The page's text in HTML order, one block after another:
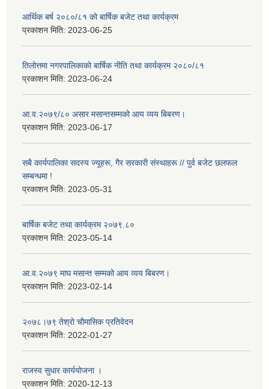
आर्थिक बर्ष २०८०/८१ को बार्षिक बजेट तथा कार्यक्रम
प्रकाशन मिति: 2023-06-25
तिलोत्तमा नगरपालिकाको बार्षिक नीति तथा कार्यक्रम २०८०/८१
प्रकाशन मिति: 2023-06-24
आ.व.२०७९/८० असार मसान्तसम्मको आय व्यय बिबरण।
प्रकाशन मिति: 2023-06-17
सबै कार्यपालिका सदस्य ज्यूहरू, गैर सरकारी संस्थाहरू // पुर्व बजेट छलफल
सम्बन्धमा !
प्रकाशन मिति: 2023-05-31
बार्षिक बजेट तथा कार्यक्रम २०७९.८०
प्रकाशन मिति: 2023-05-14
आ.व.२०७९ माघ मसान्त सम्मको आय व्यय बिबरण।
प्रकाशन मिति: 2023-02-14
२०७८।७९ तेश्राे चाैमासिक प्रतिवेदन
प्रकाशन मिति: 2022-01-27
राजस्व सुधार कार्ययाेजना ।
प्रकाशन मिति: 2020-12-13